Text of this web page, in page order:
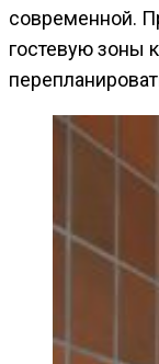
современной.
гостевую зоны